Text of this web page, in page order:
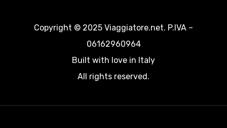
Copyright © 2025 Viaggiatore.net. P.IVA –
06162960964
Built with love in Italy
All rights reserved.